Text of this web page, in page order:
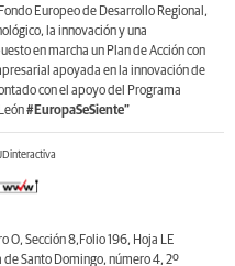
Europeo de Desarrollo Regional,
la innovación y una
en marcha un Plan de Acción con
apoyada en la innovación de
con el apoyo del Programa
#EuropaSeSiente”
O, Sección 8,Folio 196, Hoja LE
Santo Domingo, número 4, 2º